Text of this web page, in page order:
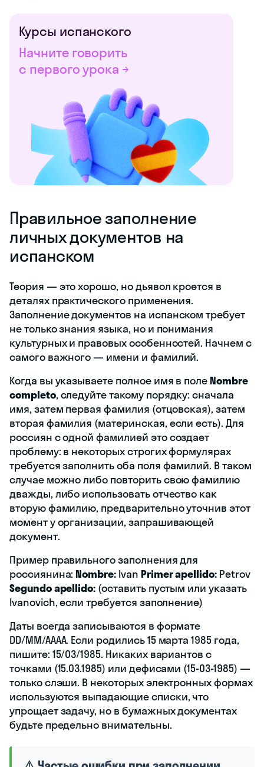
Курсы испанского
Начните говорить
с первого урока →
Правильное заполнение
личных документов на
испанском
Теория — это хорошо, но дьявол кроется в
деталях практического применения.
Заполнение документов на испанском требует
не только знания языка, но и понимания
культурных и правовых особенностей. Начнем с
самого важного — имени и фамилий.
Когда вы указываете полное имя в полеNombre
completo, следуйте такому порядку: сначала
имя, затем первая фамилия (отцовская), затем
вторая фамилия (материнская, если есть). Для
россиян с одной фамилией это создает
проблему: в некоторых строгих формулярах
требуется заполнить оба поля фамилий. В таком
случае можно либо повторить свою фамилию
дважды, либо использовать отчество как
вторую фамилию, предварительно уточнив этот
момент у организации, запрашивающей
документ.
Пример правильного заполнения для
россиянина:Nombre: Ivan Primer apellido:Petrov
Segundo apellido: (оставить пустым или указать
Ivanovich, если требуется заполнение)
Даты всегда записываются в формате
DD/MM/AAAA. Если родились 15 марта 1985 года,
пишите: 15/03/1985. Никаких вариантов с
точками (15.03.1985) или дефисами (15-03-1985) —
только слэши. В некоторых электронных формах
используются выпадающие списки, что
упрощает задачу, но в бумажных документах
будьте предельно внимательны.